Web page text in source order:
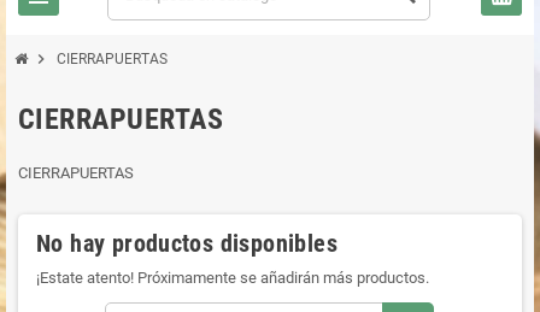
chevron_right CIERRAPUERTAS
CIERRAPUERTAS
CIERRAPUERTAS
No hay productos disponibles
¡Estate atento! Próximamente se añadirán más productos.